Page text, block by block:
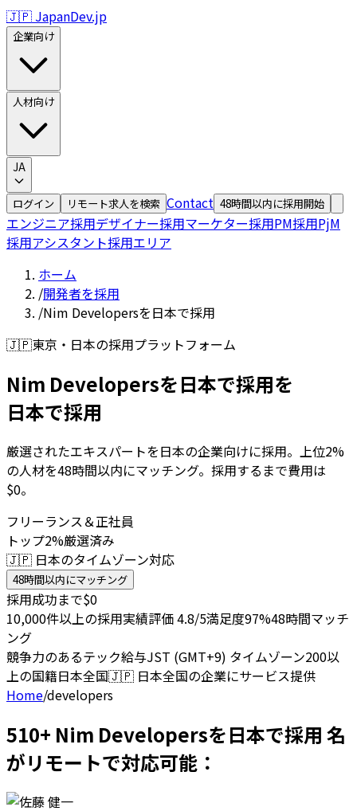
🇯🇵 JapanDev.jp
企業向け
人材向け
JA
ログイン リモート求人を検索 Contact 48時間以内に採用開始
エンジニア採用デザイナー採用マーケター採用PM採用PjM
採用アシスタント採用エリア
ホーム
/開発者を採用
/Nim Developersを日本で採用
🇯🇵東京・日本の採用プラットフォーム
Nim Developersを日本で採用を
日本で採用
厳選されたエキスパートを日本の企業向けに採用。上位2%
の人材を48時間以内にマッチング。採用するまで費用は
$0。
フリーランス＆正社員
トップ2%厳選済み
🇯🇵 日本のタイムゾーン対応
48時間以内にマッチング
採用成功まで$0
10,000件以上の採用実績評価 4.8/5満足度97%48時間マッチ
ング
競争力のあるテック給与JST (GMT+9) タイムゾーン200以
上の国籍日本全国🇯🇵 日本全国の企業にサービス提供
Home/developers
510+ Nim Developersを日本で採用 名
がリモートで対応可能：